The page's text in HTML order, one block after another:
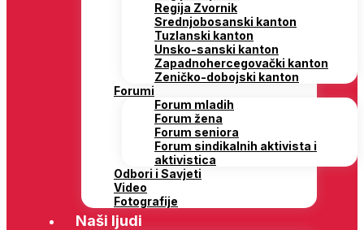
Regija Zvornik
Srednjobosanski kanton
Tuzlanski kanton
Unsko-sanski kanton
Zapadnohercegovački kanton
Zeničko-dobojski kanton
Forumi
Forum mladih
Forum žena
Forum seniora
Forum sindikalnih aktivista i
aktivistica
Odbori i Savjeti
Video
Fotografije
Naši ljudi